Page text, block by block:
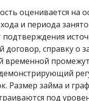
оценивается на
и периода
договор, справку о
временной
Размер займа и
под